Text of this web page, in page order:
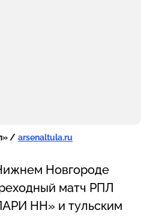
/ arsenaltula.ru
Новгороде
матч РПЛ
НН» и тульским